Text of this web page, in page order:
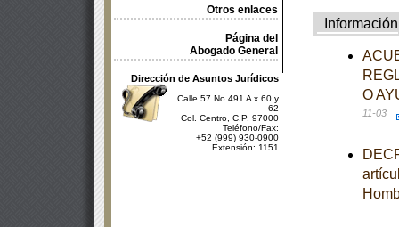
Otros enlaces
Página del
Abogado General
Dirección de Asuntos Jurídicos
Calle 57 No 491 A x 60 y
62
Col. Centro, C.P. 97000
Teléfono/Fax:
+52 (999) 930-0900
Extensión: 1151
Información
O
11-03